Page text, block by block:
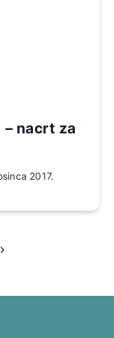
– nacrt za
2017.
Sljedeća